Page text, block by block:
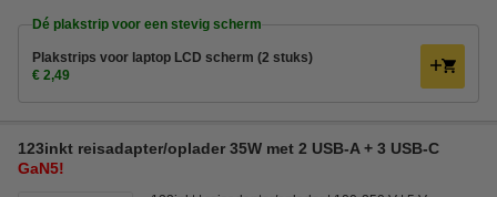
Dé plakstrip voor een stevig scherm
Plakstrips voor laptop LCD scherm (2 stuks)
€ 2,49
123inkt reisadapter/oplader 35W met 2 USB-A + 3 USB-C
GaN5!